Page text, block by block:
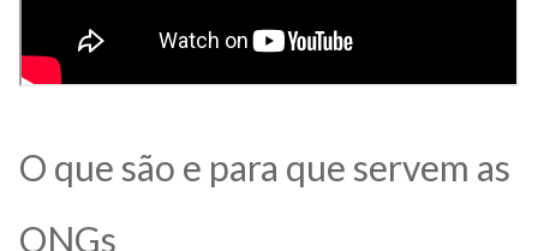
O que são e para que servem as
ONGs